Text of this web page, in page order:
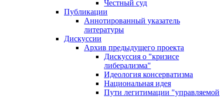
Честный суд
Публикации
Аннотированный указатель
литературы
Дискуссии
Архив предыдущего проекта
Дискуссия о "кризисе
либерализма"
Идеология консерватизма
Национальная идея
Пути легитимации "управляемой